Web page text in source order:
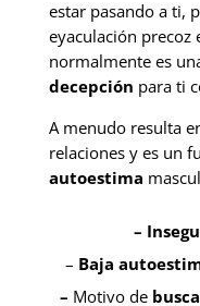
estar pasando a ti,
eyaculación precoz
normalmente es
decepción para ti
A menudo resulta
relaciones y es un
autoestima
–
– Baja
– Motivo de